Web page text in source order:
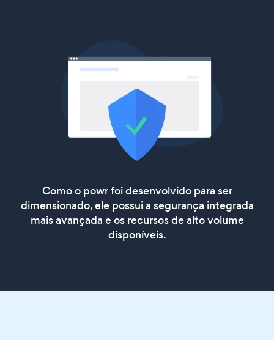
Como o powr foi desenvolvido para ser
dimensionado, ele possui a segurança integrada
mais avançada e os recursos de alto volume
disponíveis.